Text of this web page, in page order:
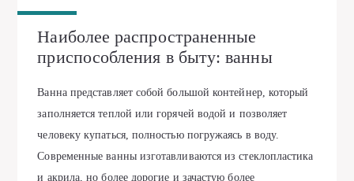
Наиболее распространенные
приспособления в быту: ванны
Ванна представляет собой большой контейнер, который
заполняется теплой или горячей водой и позволяет
человеку купаться, полностью погружаясь в воду.
Современные ванны изготавливаются из стеклопластика
и акрила, но более дорогие и зачастую более